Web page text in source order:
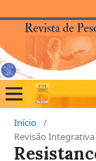
Início /
Revisão